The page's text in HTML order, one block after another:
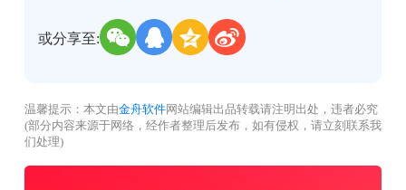
或分享至:
温馨提示：本文由金舟软件网站编辑出品转载请注明出处，违者必究
(部分内容来源于网络，经作者整理后发布，如有侵权，请立刻联系我
们处理)